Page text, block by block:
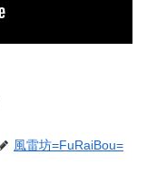
風雷坊=FuRaiBou=